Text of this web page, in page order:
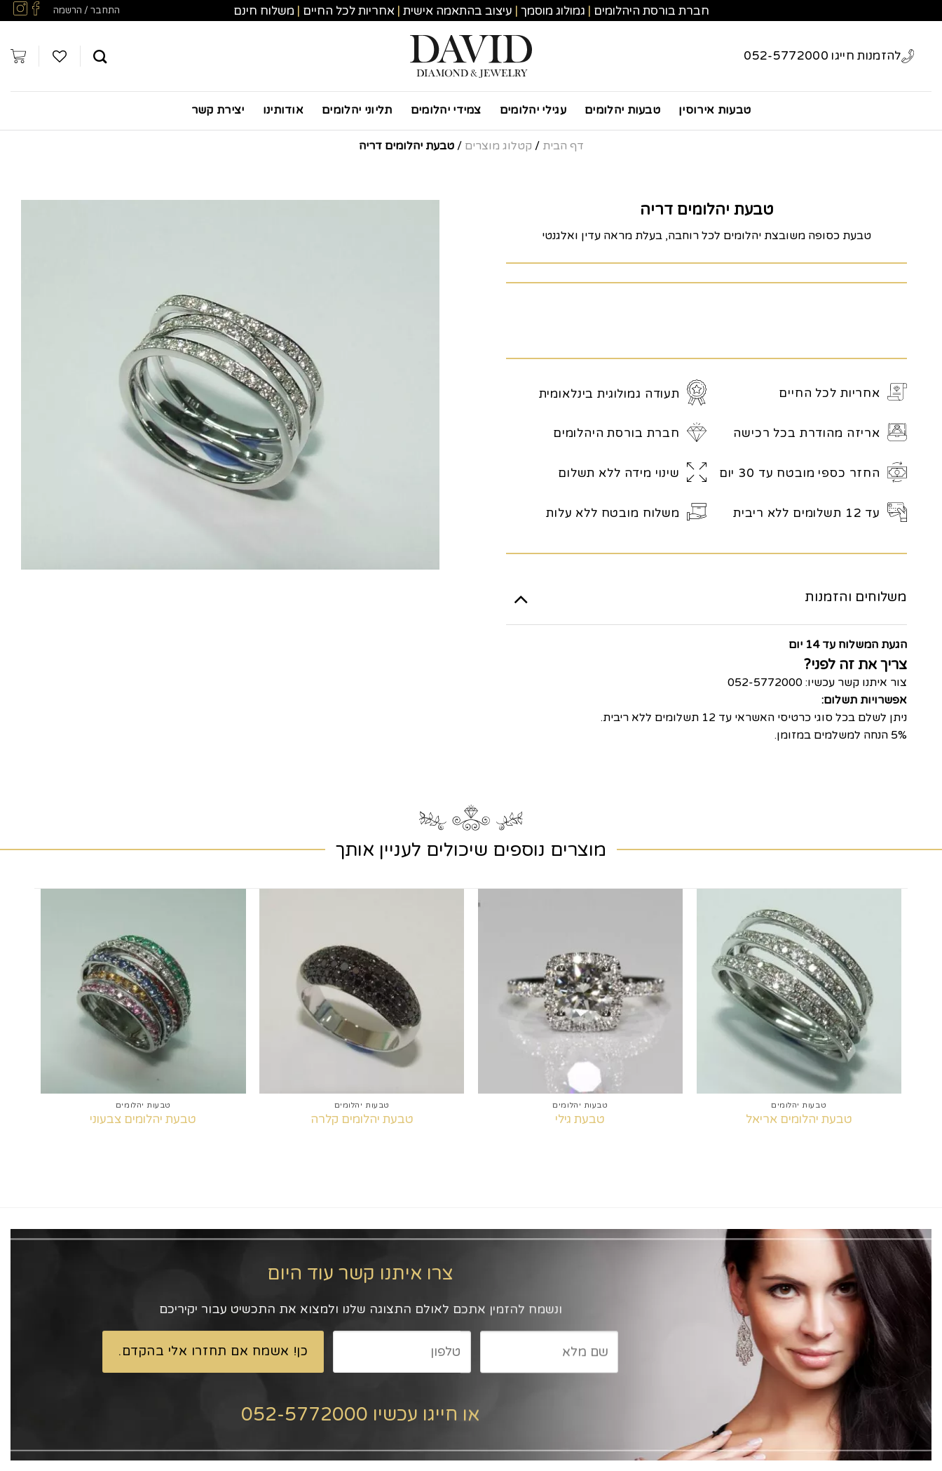
חברת בורסת היהלומים | גמולוג מוסמך | עיצוב בהתאמה אישית | אחריות לכל החיים | משלוח חינם התחבר / הרשמה
להזמנות חייגו 052-5772000
טבעות אירוסין טבעות יהלומים עגילי יהלומים צמידי יהלומים תליוני יהלומים אודותינו יצירת קשר
דף הבית / קטלוג מוצרים /טבעת יהלומים דריה
טבעת יהלומים דריה
טבעת כסופה משובצת יהלומים לכל רוחבה, בעלת מראה עדין ואלגנטי
אחריות לכל החיים
אריזה מהודרת בכל רכישה
החזר כספי מובטח עד 30 יום
עד 12 תשלומים ללא ריבית
תעודה גמולוגית בינלאומית
חברת בורסת היהלומים
שינוי מידה ללא תשלום
משלוח מובטח ללא עלות
משלוחים והזמנות
הגעת המשלוח עד 14 יום
צריך את זה לפני?
צור איתנו קשר עכשיו: 052-5772000
אפשרויות תשלום:
ניתן לשלם בכל סוגי כרטיסי האשראי עד 12 תשלומים ללא ריבית.
5% הנחה למשלמים במזומן.
מוצרים נוספים שיכולים לעניין אותך
למועדפים
טבעות יהלומים
טבעת יהלומים אריאל
טבעות יהלומים
טבעת גילי
טבעות יהלומים
טבעת יהלומים קלרה
טבעות יהלומים
טבעת יהלומים צבעוני
צרו איתנו קשר עוד היום
ונשמח להזמין אתכם לאולם התצוגה שלנו ולמצוא את התכשיט עבור יקיריכם
או חייגו עכשיו 052-5772000